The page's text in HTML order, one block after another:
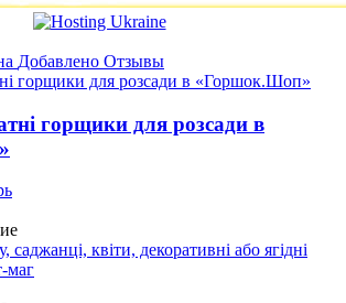
Добавлено Отзывы
горщики для розсади в
саджанці, квіти, декоративні або ягідні
маг